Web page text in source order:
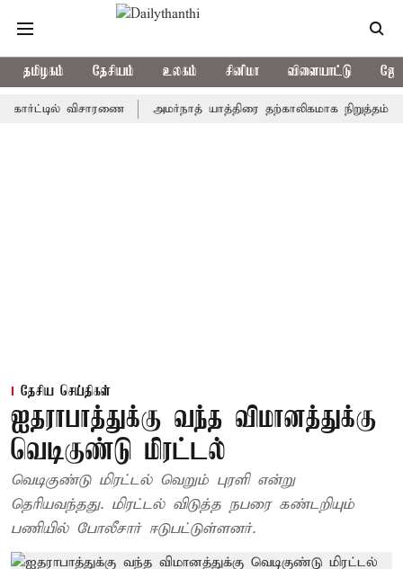
தமிழகம் தேசியம் உலகம் சினிமா விளையாட்டு
விசாரணை அமர்நாத் யாத்திரை தற்காலிகமாக நிறுத்தம்
தேசிய செய்திகள்
ஐதராபாத்துக்கு வந்த விமானத்துக்கு
வெடிகுண்டு மிரட்டல்
வெடிகுண்டு மிரட்டல் வெறும் புரளி என்று
தெரியவந்தது. மிரட்டல் விடுத்த நபரை கண்டறியும்
பணியில் போலீசார் ஈடுபட்டுள்ளனர்.